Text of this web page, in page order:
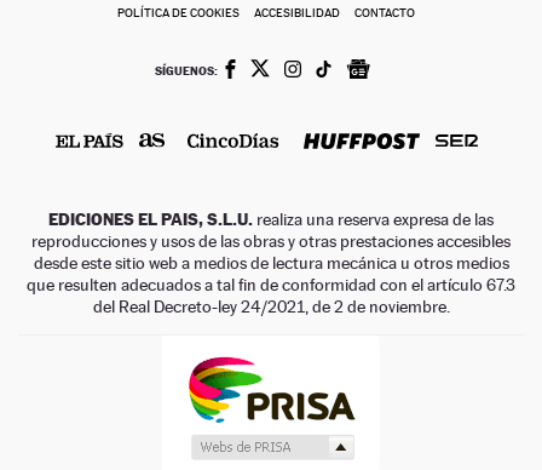
POLÍTICA DE COOKIES ACCESIBILIDAD CONTACTO
SÍGUENOS:
EDICIONES EL PAIS, S.L.U. realiza una reserva expresa de las
reproducciones y usos de las obras y otras prestaciones accesibles
desde este sitio web a medios de lectura mecánica u otros medios
que resulten adecuados a tal fin de conformidad con el artículo 67.3
del Real Decreto-ley 24/2021, de 2 de noviembre.